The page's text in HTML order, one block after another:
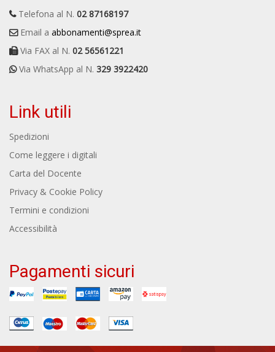
Telefona al N. 02 87168197
Email a abbonamenti@sprea.it
Via FAX al N. 02 56561221
Via WhatsApp al N. 329 3922420
Link utili
Spedizioni
Come leggere i digitali
Carta del Docente
Privacy & Cookie Policy
Termini e condizioni
Accessibilità
Pagamenti sicuri